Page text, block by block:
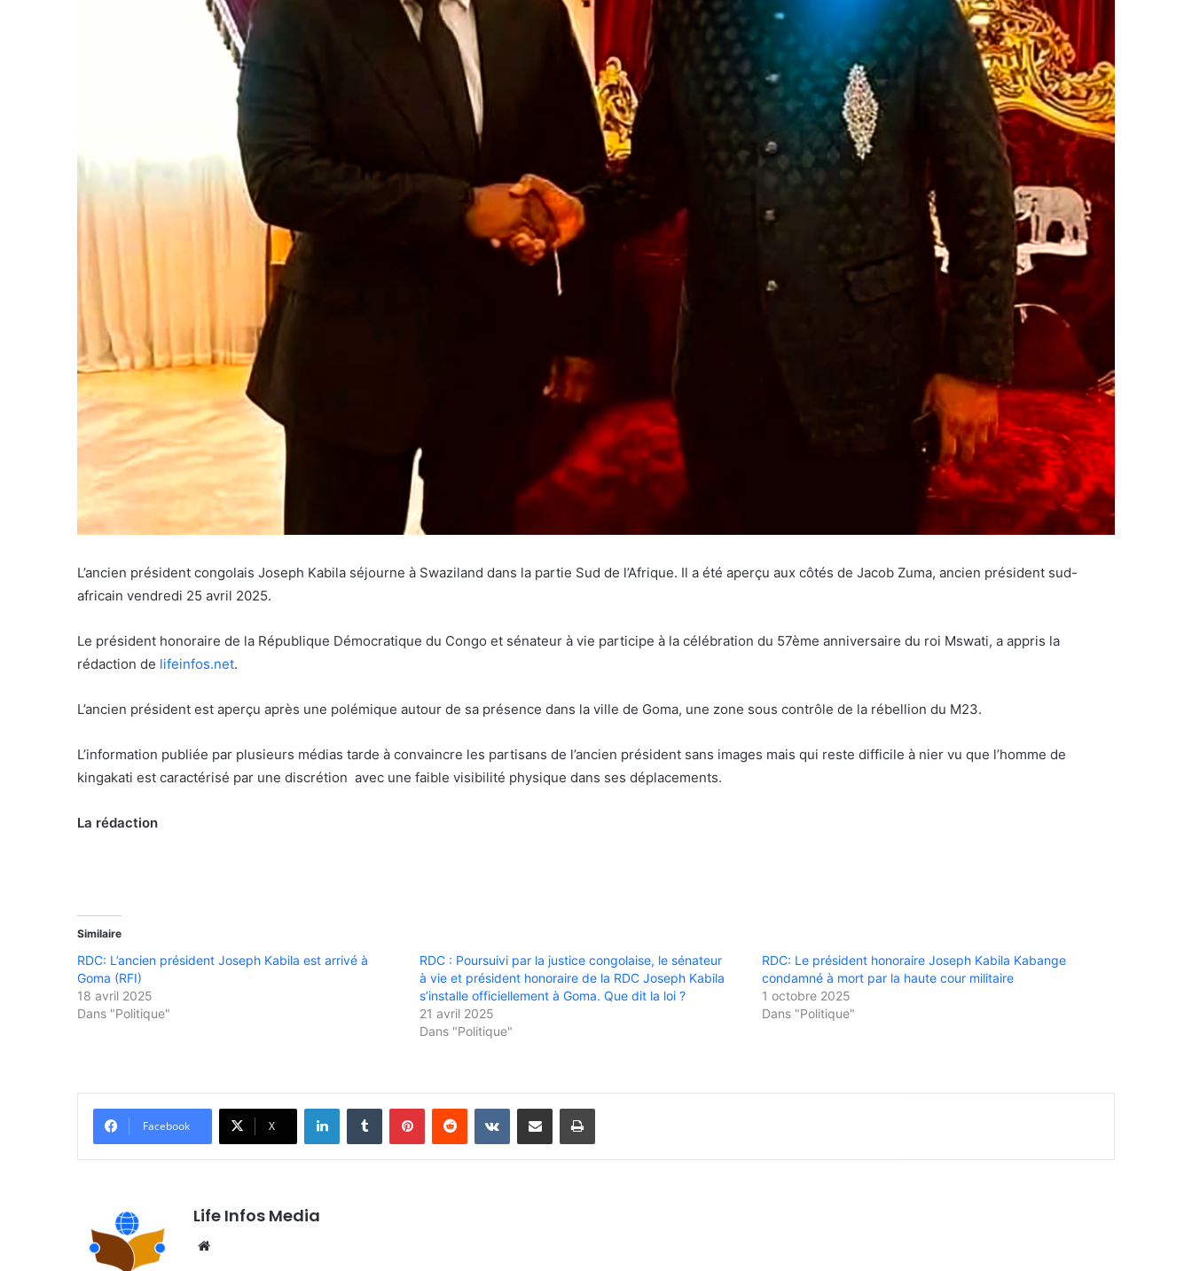
L’ancien président congolais Joseph Kabila séjourne à Swaziland dans la partie Sud de l’Afrique. Il a été aperçu aux côtés de Jacob Zuma, ancien président sud-
africain vendredi 25 avril 2025.
Le président honoraire de la République Démocratique du Congo et sénateur à vie participe à la célébration du 57ème anniversaire du roi Mswati, a appris la
rédaction de lifeinfos.net.
L’ancien président est aperçu après une polémique autour de sa présence dans la ville de Goma, une zone sous contrôle de la rébellion du M23.
L’information publiée par plusieurs médias tarde à convaincre les partisans de l’ancien président sans images mais qui reste difficile à nier vu que l’homme de
kingakati est caractérisé par une discrétion avec une faible visibilité physique dans ses déplacements.
La rédaction
Similaire
RDC: L’ancien président Joseph Kabila est arrivé à
Goma (RFI)
18 avril 2025
Dans "Politique"
RDC : Poursuivi par la justice congolaise, le sénateur
à vie et président honoraire de la RDC Joseph Kabila
s’installe officiellement à Goma. Que dit la loi ?
21 avril 2025
Dans "Politique"
RDC: Le président honoraire Joseph Kabila Kabange
condamné à mort par la haute cour militaire
1 octobre 2025
Dans "Politique"
Facebook X
Life Infos Media